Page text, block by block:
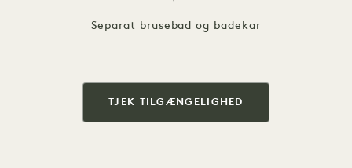
Separat brusebad og badekar
TJEK TILGÆNGELIGHED